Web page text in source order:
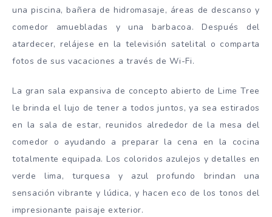
una piscina, bañera de hidromasaje, áreas de descanso y
comedor amuebladas y una barbacoa. Después del
atardecer, relájese en la televisión satelital o comparta
fotos de sus vacaciones a través de Wi-Fi.
La gran sala expansiva de concepto abierto de Lime Tree
le brinda el lujo de tener a todos juntos, ya sea estirados
en la sala de estar, reunidos alrededor de la mesa del
comedor o ayudando a preparar la cena en la cocina
totalmente equipada. Los coloridos azulejos y detalles en
verde lima, turquesa y azul profundo brindan una
sensación vibrante y lúdica, y hacen eco de los tonos del
impresionante paisaje exterior.